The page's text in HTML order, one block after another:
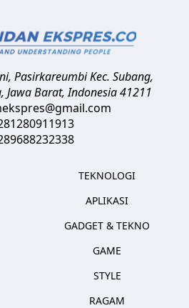
Pasirkareumbi Kec. Subang,
Jawa Barat,Indonesia41211
TEKNOLOGI
APLIKASI
GADGET & TEKNO
GAME
STYLE
RAGAM